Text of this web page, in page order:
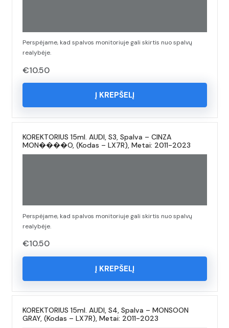
Perspėjame, kad spalvos monitoriuje gali skirtis nuo spalvų
realybėje.
€10.50
Į KREPŠELĮ
KOREKTORIUS 15ml. AUDI, S3, Spalva – CINZA
MON����O, (Kodas – LX7R), Metai: 2011-2023
Perspėjame, kad spalvos monitoriuje gali skirtis nuo spalvų
realybėje.
€10.50
Į KREPŠELĮ
KOREKTORIUS 15ml. AUDI, S4, Spalva – MONSOON
GRAY, (Kodas – LX7R), Metai: 2011-2023